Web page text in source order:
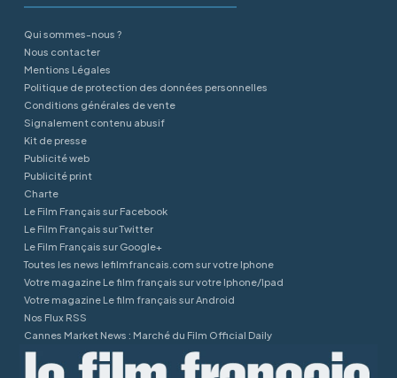
Qui sommes-nous ?
Nous contacter
Mentions Légales
Politique de protection des données personnelles
Conditions générales de vente
Signalement contenu abusif
Kit de presse
Publicité web
Publicité print
Charte
Le Film Français sur Facebook
Le Film Français sur Twitter
Le Film Français sur Google+
Toutes les news lefilmfrancais.com sur votre Iphone
Votre magazine Le film français sur votre Iphone/Ipad
Votre magazine Le film français sur Android
Nos Flux RSS
Cannes Market News : Marché du Film Official Daily